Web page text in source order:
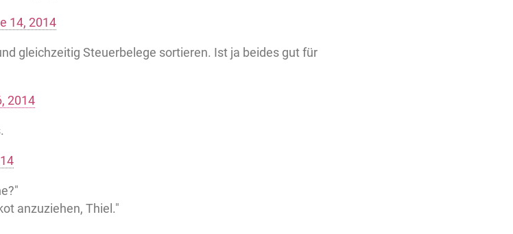
14, 2014
gleichzeitig Steuerbelege sortieren. Ist ja beides gut für
2014
anzuziehen, Thiel."